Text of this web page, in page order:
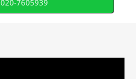
020-7605939